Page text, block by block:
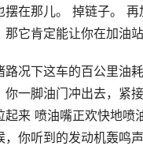
在那儿。 掉链子。
它肯定能让你在加油站
况下这车的百公里油
一脚油门冲出去，紧
来 喷油嘴正欢快地
你听到的发动机轰鸣